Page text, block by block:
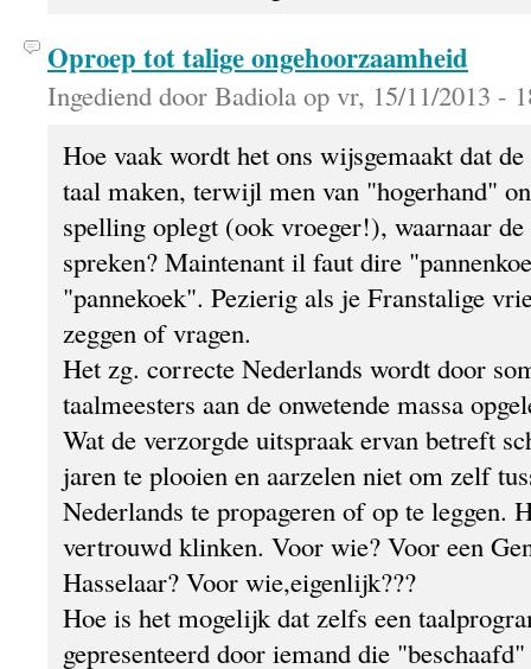
Oproep tot talige ongehoorzaamheid
Ingediend door Badiola op vr, 15/11/2013 -
Hoe vaak wordt het ons wijsgemaakt dat
taal maken, terwijl men van "hogerhand"
spelling oplegt (ook vroeger!), waarnaar de
spreken? Maintenant il faut dire
"pannekoek". Pezierig als je Franstalige
zeggen of vragen.
Het zg. correcte Nederlands wordt door
taalmeesters aan de onwetende massa
Wat de verzorgde uitspraak ervan betreft
jaren te plooien en aarzelen niet om zelf
Nederlands te propageren of op te leggen.
vertrouwd klinken. Voor wie? Voor een
Hasselaar? Voor wie,eigenlijk???
Hoe is het mogelijk dat zelfs een
gepresenteerd door iemand die